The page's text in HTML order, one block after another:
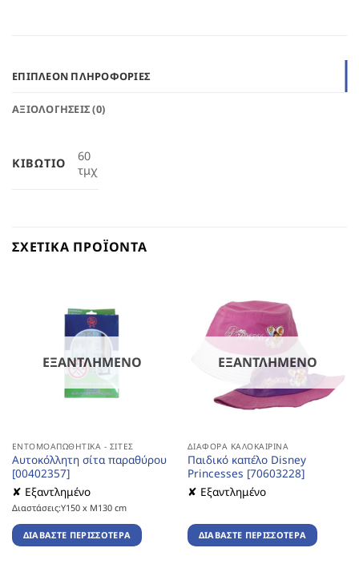
ΕΠΙΠΛΈΟΝ ΠΛΗΡΟΦΟΡΊΕΣ
ΑΞΙΟΛΟΓΉΣΕΙΣ (0)
ΚΙΒΏΤΙΟ
60
τμχ
ΣΧΕΤΙΚΆ ΠΡΟΪΌΝΤΑ
ΕΞΑΝΤΛΗΜΈΝΟ
ΕΝΤΟΜΟΑΠΩΘΗΤΙΚΆ - ΣΊΤΕΣ
Αυτοκόλλητη σίτα παραθύρου
[00402357]
✘ Εξαντλημένο
Διαστάσεις:Υ150 x Μ130 cm
ΔΙΑΒΆΣΤΕ ΠΕΡΙΣΣΌΤΕΡΑ
ΕΞΑΝΤΛΗΜΈΝΟ
ΔΙΆΦΟΡΑ ΚΑΛΟΚΑΙΡΙΝΆ
Παιδικό καπέλο Disney
Princesses [70603228]
✘ Εξαντλημένο
ΔΙΑΒΆΣΤΕ ΠΕΡΙΣΣΌΤΕΡΑ